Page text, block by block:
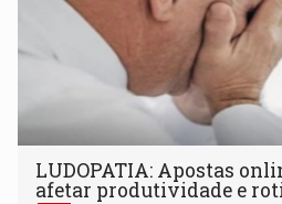
LUDOPATIA: Apostas
afetar produtividade e